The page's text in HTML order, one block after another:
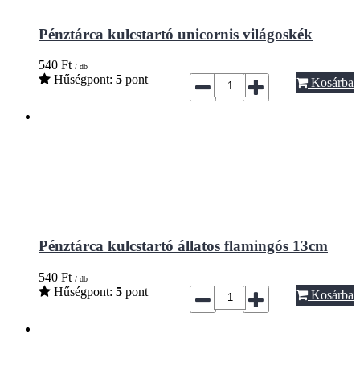
Pénztárca kulcstartó unicornis világoskék
540 Ft / db
Hűségpont: 5 pont Kosárba
Pénztárca kulcstartó állatos flamingós 13cm
540 Ft / db
Hűségpont: 5 pont Kosárba